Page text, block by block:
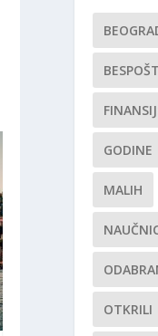
GODINE
MALIH
OTKRILI